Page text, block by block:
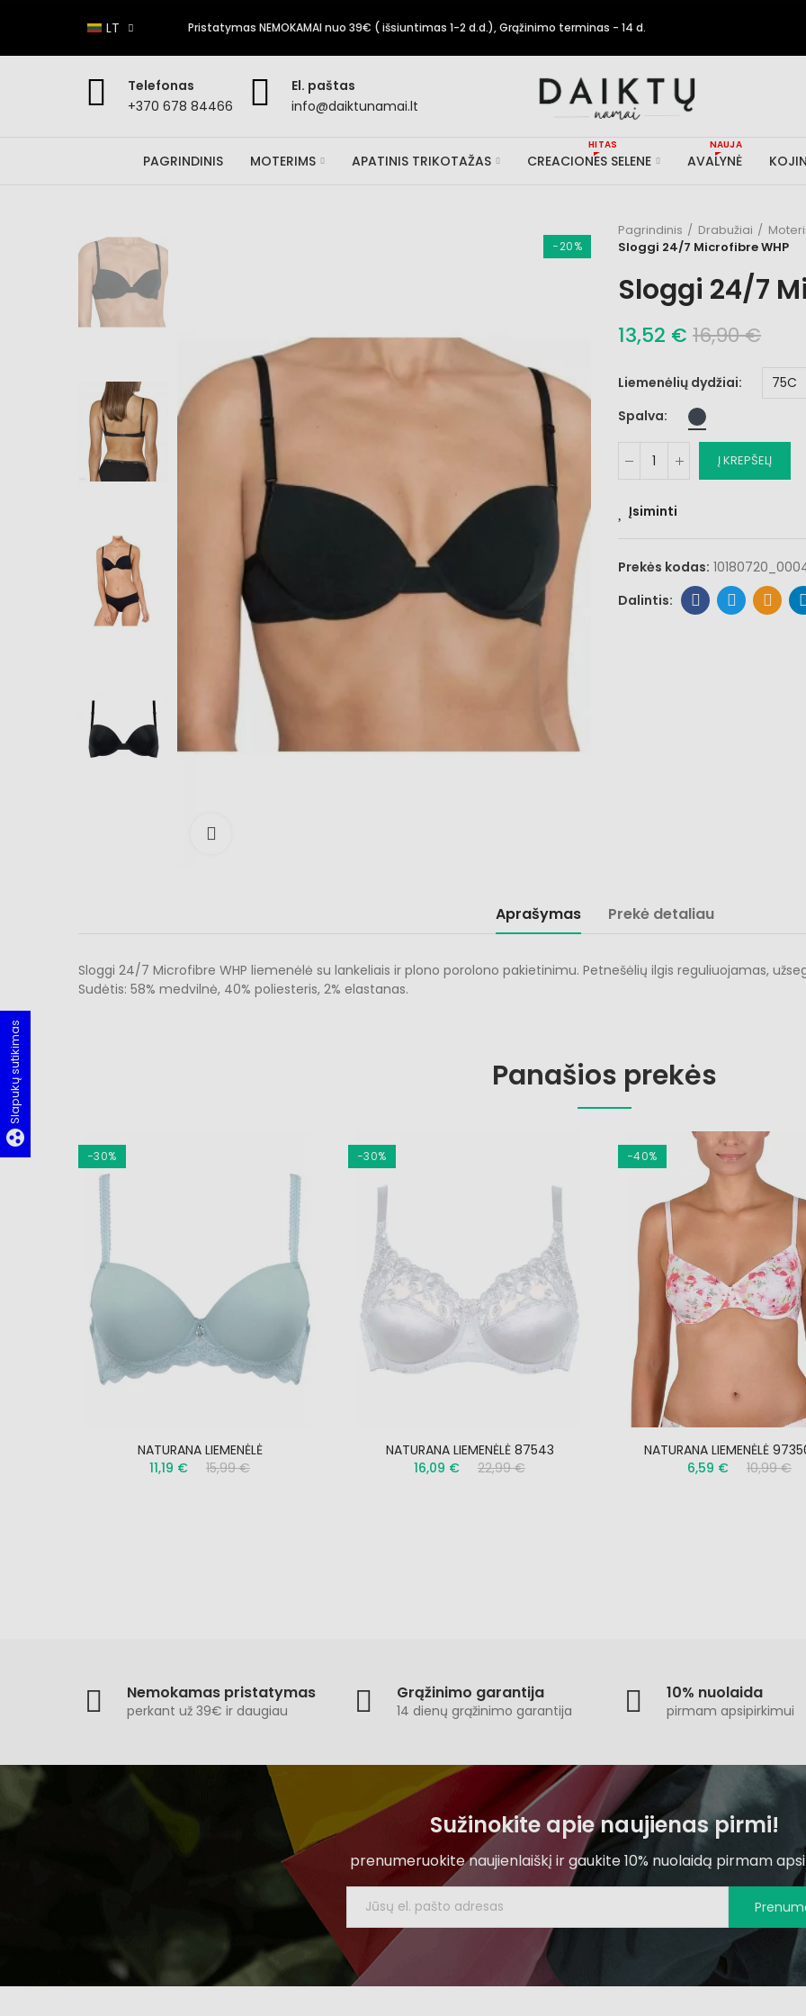
LT Pristatymas NEMOKAMAI nuo 39€ ( išsiuntimas 1-2 d.d.), Grąžinimo terminas - 14 d.
Telefonas
+370 678 84466
El. paštas
info@daiktunamai.lt
PAGRINDINIS MOTERIMS APATINIS TRIKOTAŽAS CREACIONES SELENE
HITAS
AVALYNĖ
NAUJA
−20%
Pagrindinis Drabužiai
Sloggi 24/7 Microfibre WHP
Sloggi 24/7
13,52 € 16,90 €
Liemenėlių dydžiai
Spalva
Į KREPŠELĮ
Įsiminti
Prekės kodas:
Aprašymas Prekė detaliau
Sloggi 24/7 Microfibre WHP liemenėlė su lankeliais ir plono porolono pakietinimu. Petnešėlių ilgis reguliuojamas,
Sudėtis: 58% medvilnė, 40% poliesteris, 2% elastanas.
Panašios prekės
−30%
NATURANA LIEMENĖLĖ
11,19 €
15,99 €
−30%
NATURANA LIEMENĖLĖ 87543
16,09 €
22,99 €
−40%
NATURANA LIEMENĖLĖ
6,59 €
10,99 €
Nemokamas pristatymas
perkant už 39€ ir daugiau
Grąžinimo garantija
14 dienų grąžinimo garantija
10% nuolaida
pirmam apsipirkimui
Sužinokite apie naujienas pirmi!
prenumeruokite naujienlaiškį ir gaukite 10% nuolaidą pirmam
group_work
Slapukų sutikimas